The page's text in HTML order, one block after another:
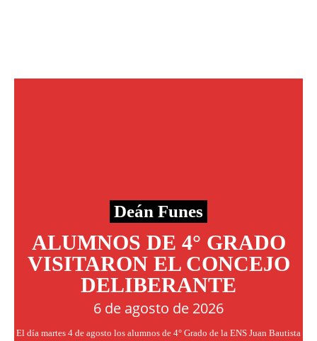
Deán Funes
ALUMNOS DE 4° GRADO
VISITARON EL CONCEJO
DELIBERANTE
6 de agosto de 2026
El día martes 4 de agosto los alumnos de 4° Grado de la ENS Juan Bautista